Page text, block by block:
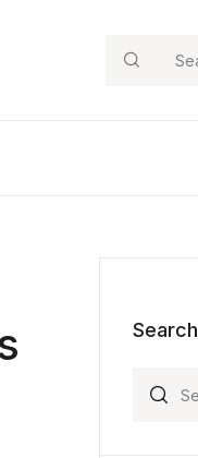
Search
Search